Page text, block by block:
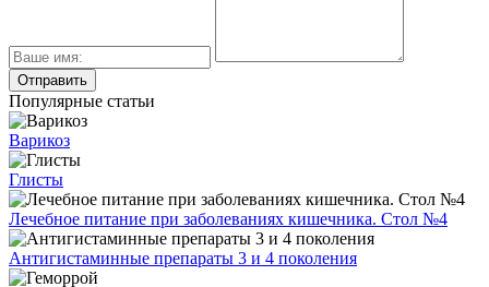
Популярные статьи
Варикоз
Глисты
Лечебное питание при заболеваниях кишечника. Стол №4
Антигистаминные препараты 3 и 4 поколения